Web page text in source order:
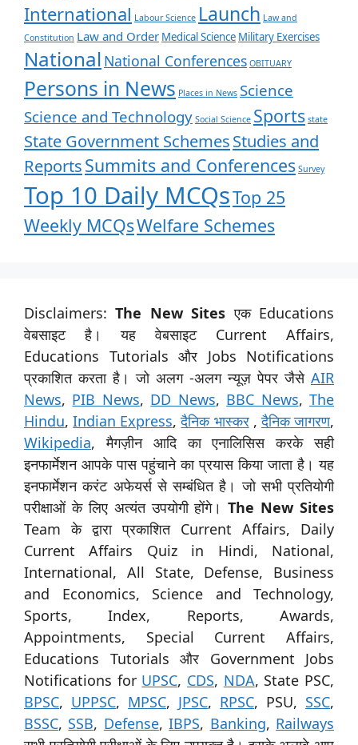
International Labour Science Launch Law and
Constitution Law and Order Medical Science Military Exercises
National National Conferences OBITUARY
Persons in News Places in News Science
Science and Technology Social Science Sports state
State Government SchemesStudies and
ReportsSummits and Conferences Survey
Top 10 Daily MCQsTop 25
Weekly MCQsWelfare Schemes
Disclaimers:The New Sites एक Educations
वेबसाइट है। यह वेबसाइट Current Affairs,
Educations Tutorials और Jobs Notifications
प्रकाशित करता है। जो अलग -अलग न्यूज़ पेपर जैसे AIR
News, PIB News, DD News, BBC News,The
Hindu,Indian Express,दैनिक भास्कर,दैनिक जागरण,
Wikipedia, मैगज़ीन आदि का एनालिसिस करके सही
इनफार्मेशन आपके पास पहुंचाने का प्रयास किया जाता है। यह
इनफार्मेशन करंट अफेयर्स से सम्बंधित है। जो सभी प्रतियोगी
परीक्षाओं के लिए अत्यंत उपयोगी होंगे।The New Sites
Team के द्वारा प्रकाशित Current Affairs, Daily
Current Affairs Quiz in Hindi, National,
International, All State, Defense, Business
and Economics, Science and Technology,
Sports, Index, Reports, Awards,
Appointments, Special Current Affairs,
Educations Tutorials और Government Jobs
Notifications for UPSC, CDS, NDA, State PSC,
BPSC, UPPSC, MPSC, JPSC, RPSC, PSU, SSC,
BSSC, SSB, Defense,IBPS, Banking, Railways